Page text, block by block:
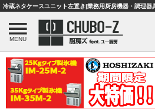
冷蔵ネタケースユニット左置き|業務用厨房機器・調理器
MENU